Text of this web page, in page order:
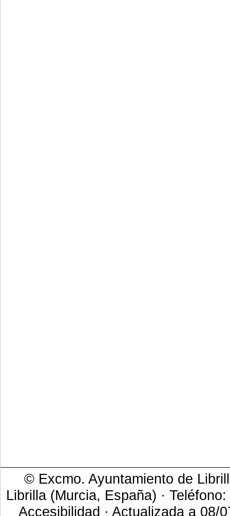
© Excmo. Ayuntamiento de
Librilla (Murcia, España) ·
Accesibilidad · Actualizada a 08/